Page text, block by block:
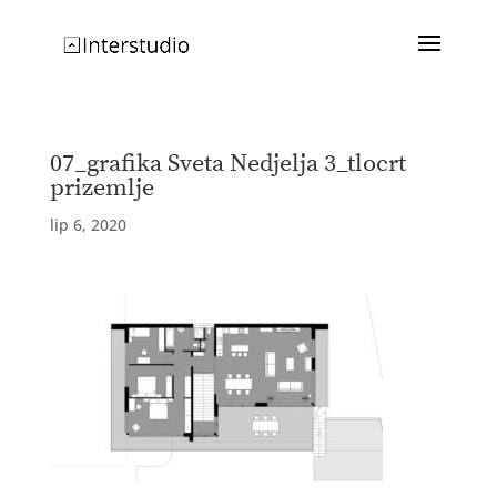
07_grafika Sveta Nedjelja 3_tlocrt
prizemlje
lip 6, 2020